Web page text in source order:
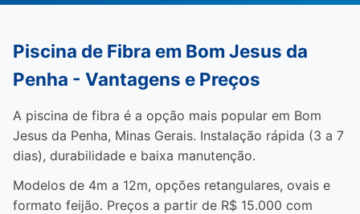
Piscina de Fibra em Bom Jesus da
Penha - Vantagens e Preços
A piscina de fibra é a opção mais popular em Bom
Jesus da Penha, Minas Gerais. Instalação rápida (3 a 7
dias), durabilidade e baixa manutenção.
Modelos de 4m a 12m, opções retangulares, ovais e
formato feijão. Preços a partir de R$ 15.000 com